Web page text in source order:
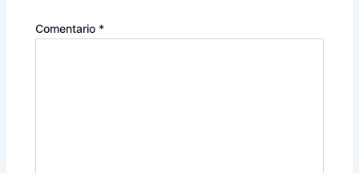
Comentario *